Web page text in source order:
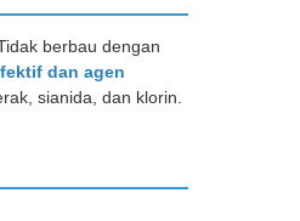
berbau dengan
dan agen
sianida, dan klorin.